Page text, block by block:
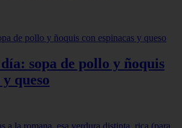
sopa de pollo y ñoquis
queso